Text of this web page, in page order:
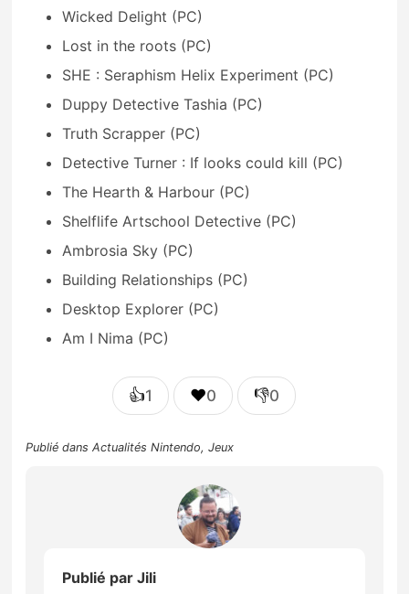
Wicked Delight (PC)
Lost in the roots (PC)
SHE : Seraphism Helix Experiment (PC)
Duppy Detective Tashia (PC)
Truth Scrapper (PC)
Detective Turner : If looks could kill (PC)
The Hearth & Harbour (PC)
Shelflife Artschool Detective (PC)
Ambrosia Sky (PC)
Building Relationships (PC)
Desktop Explorer (PC)
Am I Nima (PC)
👍1 ❤️0 👎0
Publié dansActualités Nintendo,Jeux
Publié parJili